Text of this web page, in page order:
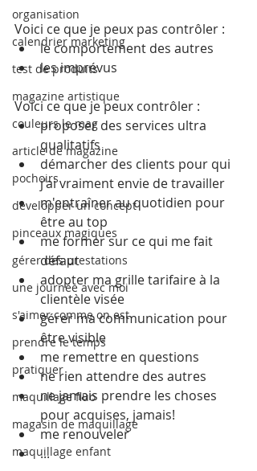
organisation
calendrier marketing
test de produits
magazine artistique
couleurs le mag
article de magazine
pochoirs
developper un concept
pinceaux magiques
gérer des prestations
une journée avec moi
s'aimer comme on est
prendre le temps
pratiquer
maquillage fluo
magasin de maquillage
maquillage enfant
Voici ce que je peux pas contrôler :
le comportement des autres
les imprévus
Voici ce que je peux contrôler :
proposer des services ultra
qualitatifs
démarcher des clients pour qui
j'ai vraiment envie de travailler
m'entraîner au quotidien pour
être au top
me former sur ce qui me fait
défaut
adopter ma grille tarifaire à la
clientèle visée
gérer ma communication pour
être visible
me remettre en questions
ne rien attendre des autres
ne jamais prendre les choses
pour acquises, jamais!
me renouveler
...